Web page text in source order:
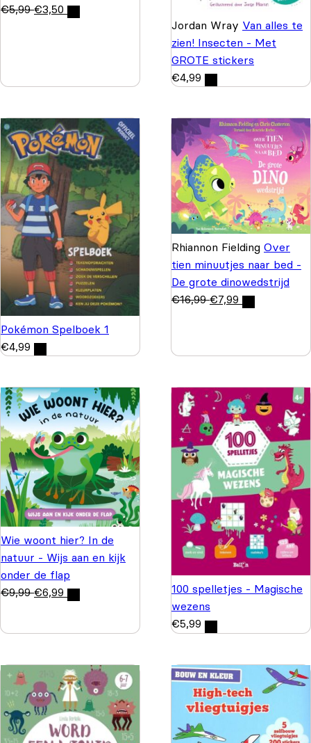
€5,99 €3,50
Jordan Wray Van alles te
zien! Insecten - Met
GROTE stickers
€4,99
Pokémon Spelboek 1
€4,99
Rhiannon Fielding Over
tien minuutjes naar bed -
De grote dinowedstrijd
€16,99 €7,99
Wie woont hier? In de
natuur - Wijs aan en kijk
onder de flap
€9,99 €6,99
100 spelletjes - Magische
wezens
€5,99